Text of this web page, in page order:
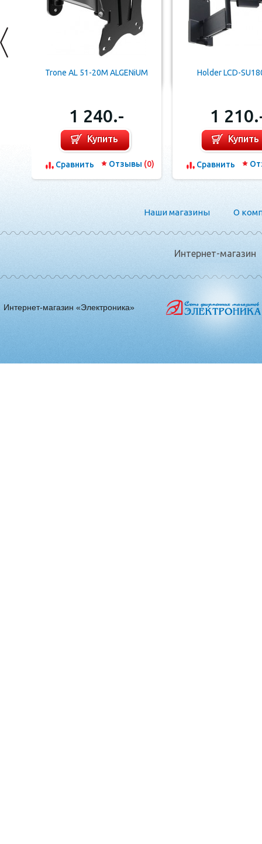
Trone AL 51-20M ALGENiUM
1 240.-
Купить
Сравнить Отзывы (0)
Holder LCD-
1
Купить
Сравнить
Наши магазины О
Интернет-магазин
Интернет-магазин «Электроника»